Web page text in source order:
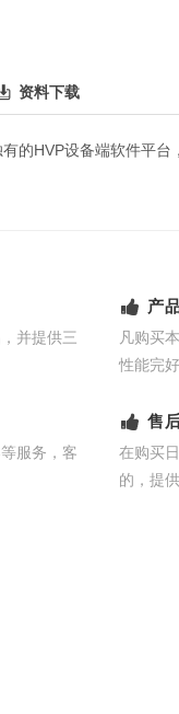
资料下载
的HVP设备端软件平台
并提供三
产
凡购买
性能完
服务，客
售
在购买
的，提